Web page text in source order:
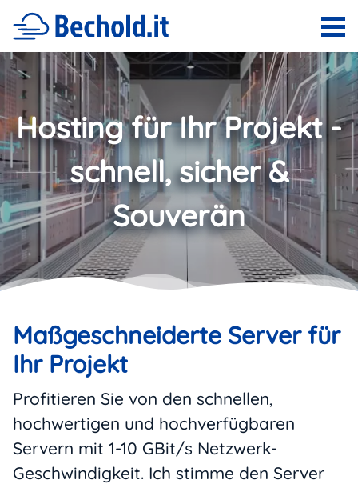
Hosting für Ihr Projekt -
schnell, sicher &
Souverän
Maßgeschneiderte Server für
Ihr Projekt
Profitieren Sie von den schnellen,
hochwertigen und hochverfügbaren
Servern mit 1-10 GBit/s Netzwerk-
Geschwindigkeit. Ich stimme den Server